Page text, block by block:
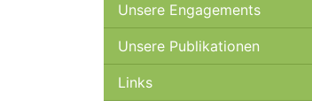
Unsere Engagements
Unsere Publikationen
Links